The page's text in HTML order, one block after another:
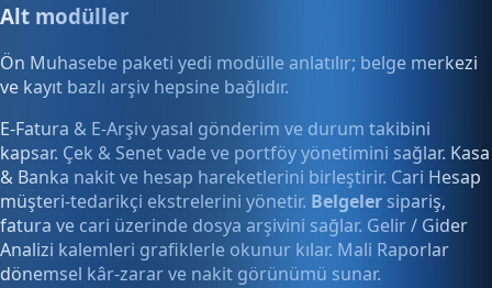
Alt modüller
Ön Muhasebe paketi yedi modülle anlatılır; belge merkezi
ve kayıt bazlı arşiv hepsine bağlıdır.
E-Fatura & E-Arşiv yasal gönderim ve durum takibini
kapsar. Çek & Senet vade ve portföy yönetimini sağlar. Kasa
& Banka nakit ve hesap hareketlerini birleştirir. Cari Hesap
müşteri-tedarikçi ekstrelerini yönetir. Belgeler sipariş,
fatura ve cari üzerinde dosya arşivini sağlar. Gelir / Gider
Analizi kalemleri grafiklerle okunur kılar. Mali Raporlar
dönemsel kâr-zarar ve nakit görünümü sunar.